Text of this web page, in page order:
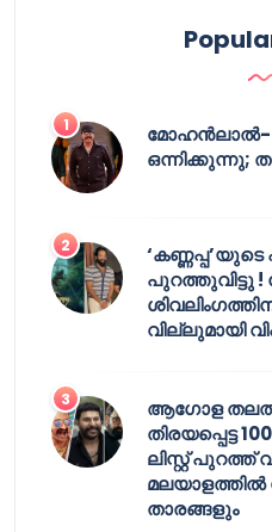
മോഹൻലാൽ-
ഒന്നിക്കുന്നു;
‘കണ്ണപ്പ’യുടെ
പുറത്തുവിട്ടു
വില്ലുമായി
ആഗോള
തിരയപ്പെട്ട
ലിസ്റ്റ് പുറത്ത്
മലയാളത്തിൽ
താരങ്ങളും